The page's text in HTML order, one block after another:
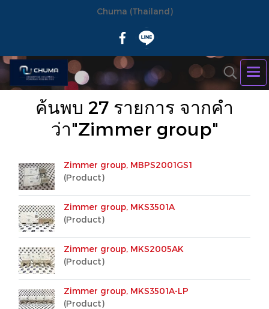
Chuma (Thailand)
ค้นพบ 27 รายการ จากคำ
ว่า"Zimmer group"
Zimmer group, MBPS2001GS1
(Product)
Zimmer group, MKS3501A
(Product)
Zimmer group, MKS2005AK
(Product)
Zimmer group, MKS3501A-LP
(Product)